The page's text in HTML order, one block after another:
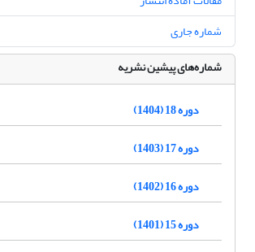
شماره جاری
شماره‌های پیشین نشریه
دوره 18 (1404)
دوره 17 (1403)
دوره 16 (1402)
دوره 15 (1401)